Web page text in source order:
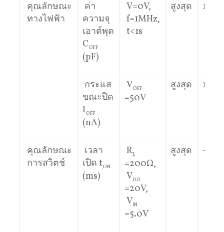
คุณลักษณะ
ทางไฟฟ้า
ค่า
ความจุ
เอาต์พุต
COFF
(pF)
V=0V,
f=1MHz,
t<1s
สูงสุด 150
กระแส
ขณะปิด
IOFF
(nA)
VOFF
=50V
สูงสุด 1
คุณลักษณะ
การสวิตช์
เวลา
เปิด tON
(ms)
RL
=200Ω,
VDD
=20V,
VIN
=5.0V
สูงสุด –